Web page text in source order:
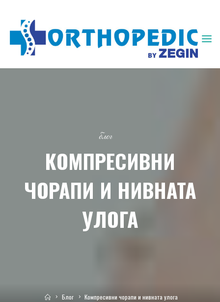
ЗЕГИН
блог
КОМПРЕСИВНИ
ЧОРАПИ И НИВНАТА
УЛОГА
HomeБлог Компресивни чорапи и нивната улога